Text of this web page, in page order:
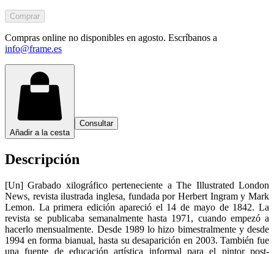
Comprar
Compras online no disponibles en agosto. Escríbanos a
info@frame.es
Añadir a la cesta
Consultar
Descripción
[Un] Grabado xilográfico perteneciente a The Illustrated London
News, revista ilustrada inglesa, fundada por Herbert Ingram y Mark
Lemon. La primera edición apareció el 14 de mayo de 1842. La
revista se publicaba semanalmente hasta 1971, cuando empezó a
hacerlo mensualmente. Desde 1989 lo hizo bimestralmente y desde
1994 en forma bianual, hasta su desaparición en 2003. También fue
una fuente de educación artística informal para el pintor post-